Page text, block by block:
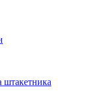
штакетника